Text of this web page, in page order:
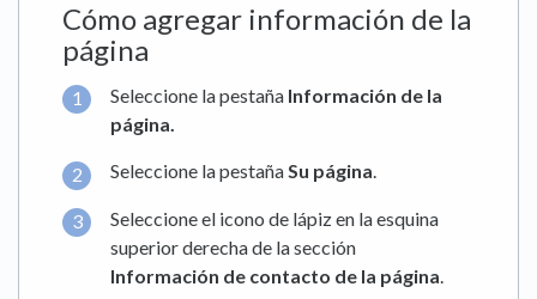
Cómo agregar información de la
página
Seleccione la pestaña Información de la
página.
Seleccione la pestañaSu página.
Seleccione el icono de lápiz en la esquina
superior derecha de la sección
Información de contacto de la página.